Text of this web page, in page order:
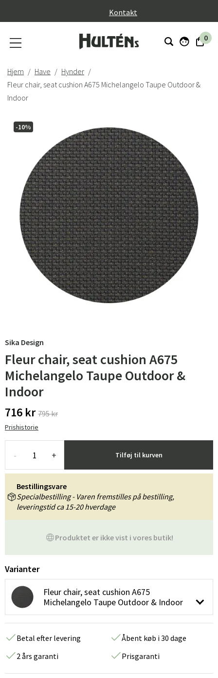
Kontakt
0
Hjem Have
Hynder
Fleur chair, seat cushion A675 Michelangelo Taupe Outdoor &
Indoor
-10%
Sika Design
Fleur chair, seat cushion A675
Michelangelo Taupe Outdoor &
Indoor
716 kr 795 kr
Prishistorie
- + Tilføj til kurven
Produktet er ikke vist i vores butik!
Bestillingsvare
Specialbestilling - Varen fremstilles på bestilling,
leveringstid ca 15-20 hverdage
Varianter
Fleur chair, seat cushion A675
Michelangelo Taupe Outdoor & Indoor
Betal efter levering
Åbent køb i 30 dage
2 års garanti
Prisgaranti